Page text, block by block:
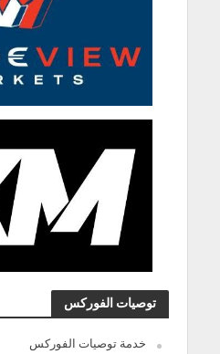
توصيات الفوركس
خدمة توصيات الفوركس